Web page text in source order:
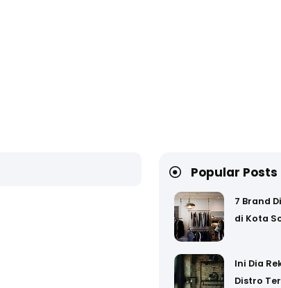
Popular Posts
7 Brand
di Kota
Ini Dia
Distro